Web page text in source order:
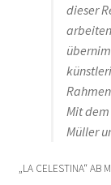
dieser
Mit
Müller
„LA CELESTINA“ AB